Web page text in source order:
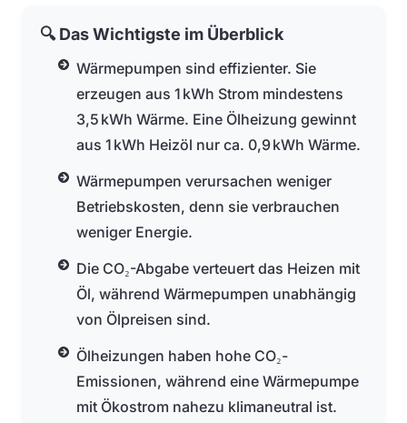
🔍 Das Wichtigste im Überblick
Wärmepumpen sind effizienter. Sie
erzeugen aus 1 kWh Strom mindestens
3,5 kWh Wärme. Eine Ölheizung gewinnt
aus 1 kWh Heizöl nur ca. 0,9 kWh Wärme.
Wärmepumpen verursachen weniger
Betriebskosten, denn sie verbrauchen
weniger Energie.
Die CO₂-Abgabe verteuert das Heizen mit
Öl, während Wärmepumpen unabhängig
von Ölpreisen sind.
Ölheizungen haben hohe CO₂-
Emissionen, während eine Wärmepumpe
mit Ökostrom nahezu klimaneutral ist.